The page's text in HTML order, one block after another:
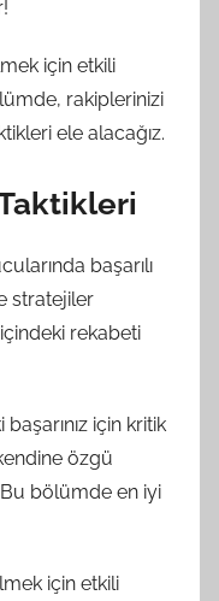
için etkili
rakiplerinizi
ele alacağız.
başarılı
stratejiler
rekabeti
için kritik
özgü
bölümde en iyi
için etkili